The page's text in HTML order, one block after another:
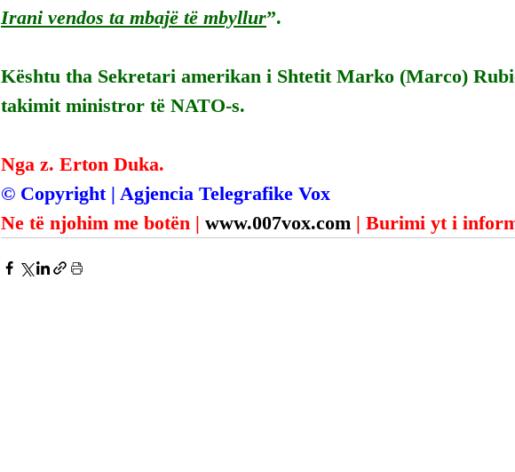
Irani vendos ta mbajë të mbyllur”.
Kështu tha Sekretari amerikan i Shtetit Marko (Marco)
takimit ministror të NATO-s.
Nga z. Erton Duka.
© Copyright | Agjencia Telegrafike Vox
Ne të njohim me botën | www.007vox.com | Burimi yt i